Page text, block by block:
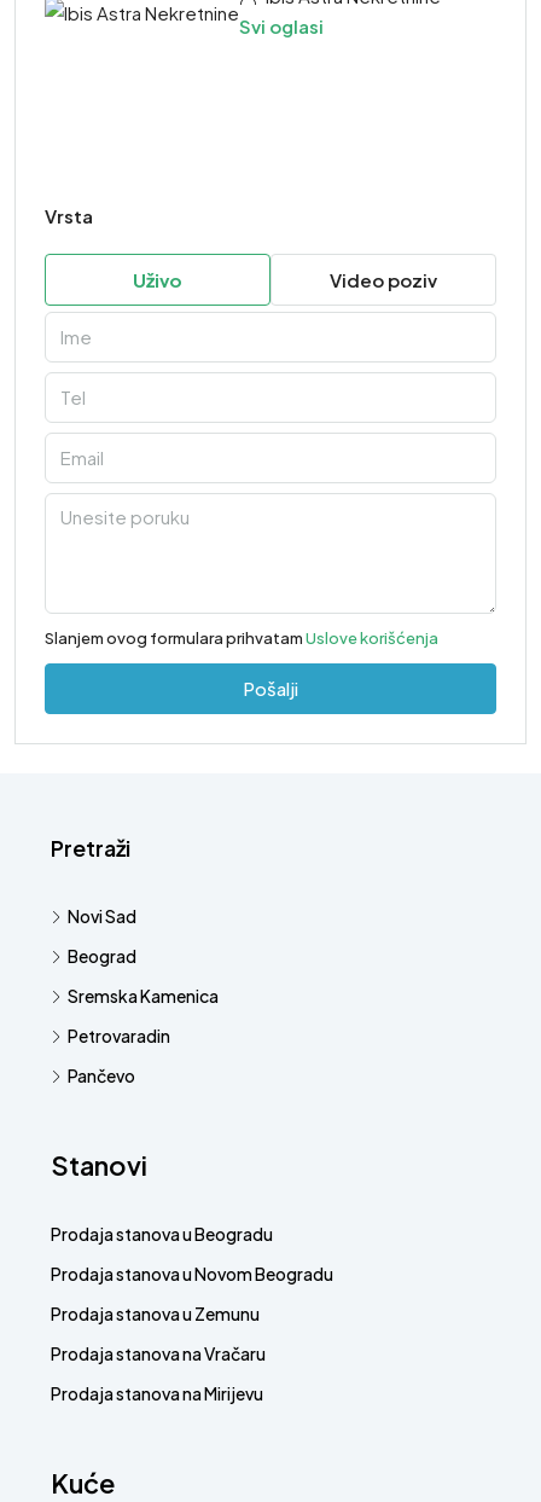
Svi oglasi
Vrsta
Uživo Video poziv
Slanjem ovog formulara prihvatamUslove korišćenja
Pošalji
Pretraži
Novi Sad
Beograd
Sremska Kamenica
Petrovaradin
Pančevo
Stanovi
Prodaja stanova u Beogradu
Prodaja stanova u Novom Beogradu
Prodaja stanova u Zemunu
Prodaja stanova na Vračaru
Prodaja stanova na Mirijevu
Kuće